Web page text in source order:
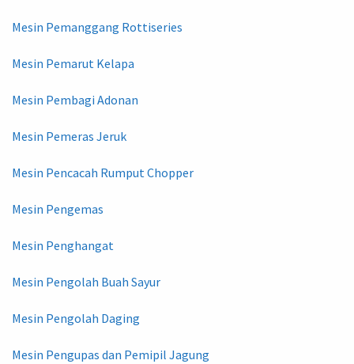
Mesin Pemanggang Rottiseries
Mesin Pemarut Kelapa
Mesin Pembagi Adonan
Mesin Pemeras Jeruk
Mesin Pencacah Rumput Chopper
Mesin Pengemas
Mesin Penghangat
Mesin Pengolah Buah Sayur
Mesin Pengolah Daging
Mesin Pengupas dan Pemipil Jagung